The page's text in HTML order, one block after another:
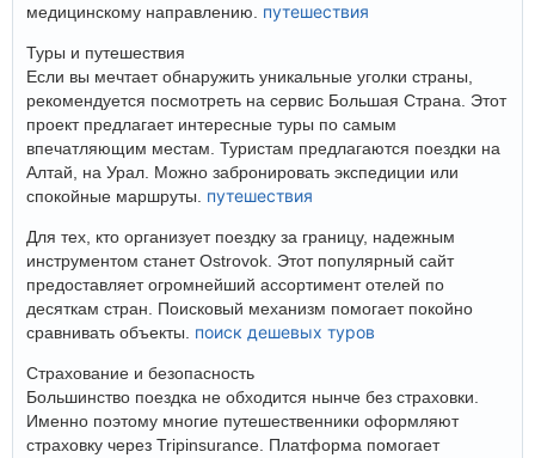
медицинскому направлению. путешествия
Туры и путешествия
Если вы мечтает обнаружить уникальные уголки страны,
рекомендуется посмотреть на сервис Большая Страна. Этот
проект предлагает интересные туры по самым
впечатляющим местам. Туристам предлагаются поездки на
Алтай, на Урал. Можно забронировать экспедиции или
спокойные маршруты. путешествия
Для тех, кто организует поездку за границу, надежным
инструментом станет Ostrovok. Этот популярный сайт
предоставляет огромнейший ассортимент отелей по
десяткам стран. Поисковый механизм помогает покойно
сравнивать объекты. поиск дешевых туров
Страхование и безопасность
Большинство поездка не обходится нынче без страховки.
Именно поэтому многие путешественники оформляют
страховку через Tripinsurance. Платформа помогает